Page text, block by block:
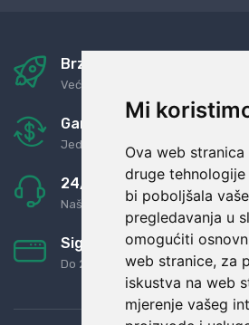
Mi
Ova web
druge
bi poboljšala
pregledavanja u
omogućiti
web stranice, za
iskustva na web
mjerenje vašeg
Brza i sigurna dostava
Već za nekoliko dana kod vas
Garancija u povrat novaca
Jednostavno pravilo: Roba za
24/7 odlična podrška
Naši agenti uvijek na raspolaganju
Sigurno obročno plaćanje
Do 24 rata bez kamata